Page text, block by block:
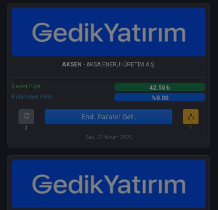
AKSEN - AKSA ENERJİ ÜRETİM A.Ş.
Hedef Fiyat 42.50 ₺
Potansiyel Getiri %0.00
2
End. Paralel Get.
1
Salı, 22 Nisan 2025